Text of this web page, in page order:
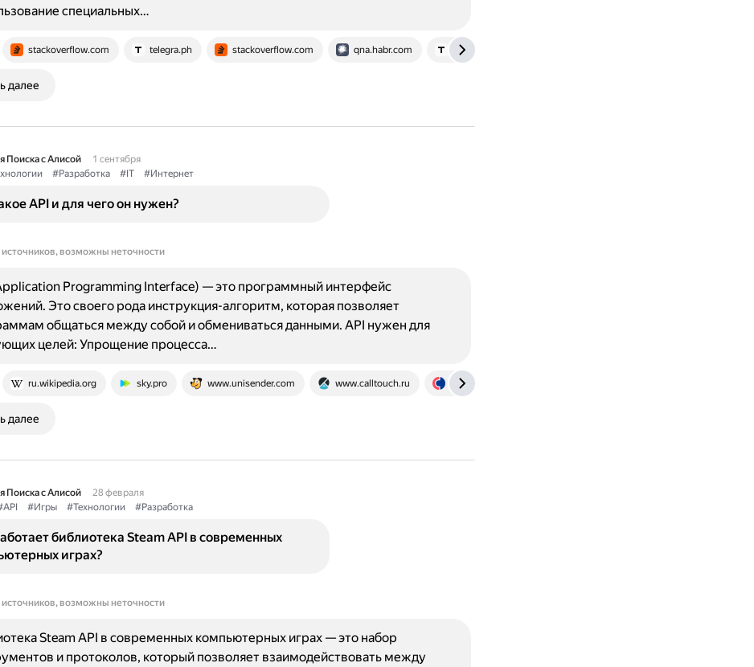
stackoverflow.com telegra.ph stackoverflow.com qna.habr.com graph.org
специальных…
далее
Поиска с Алисой
1 сентября
#Разработка #IT #Интернет
API и для чего он нужен?
источников, возможны неточности
ru.wikipedia.org sky.pro www.unisender.com www.calltouch.ru journal.sovcombank.ru
Programming Interface) — это программный интерфейс
Это своего рода инструкция-алгоритм, которая позволяет
общаться между собой и обмениваться данными. API нужен для
целей: Упрощение процесса…
далее
Поиска с Алисой
28 февраля
#Игры #Технологии #Разработка
библиотека Steam API в современных
играх?
источников, возможны неточности
Steam API в современных компьютерных играх — это набор
и протоколов, который позволяет взаимодействовать между